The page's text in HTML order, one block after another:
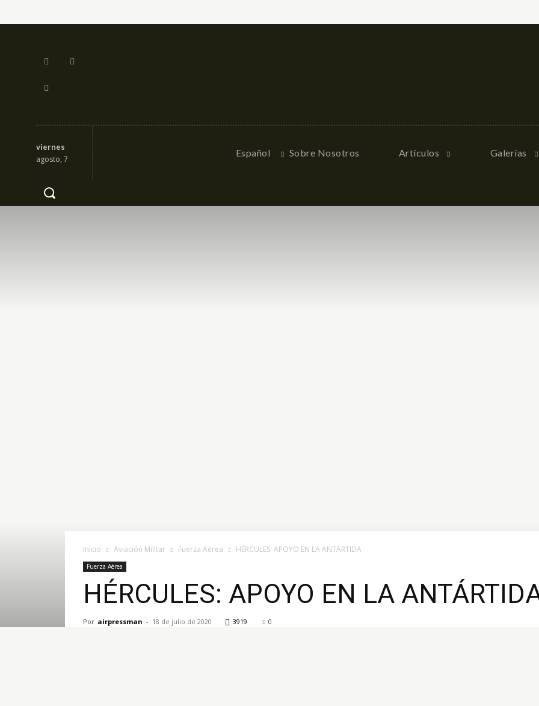
viernes
agosto, 7
Español Sobre Nosotros Artículos Galerías
Inicio Aviación Militar Fuerza Aérea HÉRCULES: APOYO EN LA ANTÁRTIDA
Fuerza Aérea
HÉRCULES: APOYO EN LA
Por airpressman - 18 de julio de 2020 3919 0